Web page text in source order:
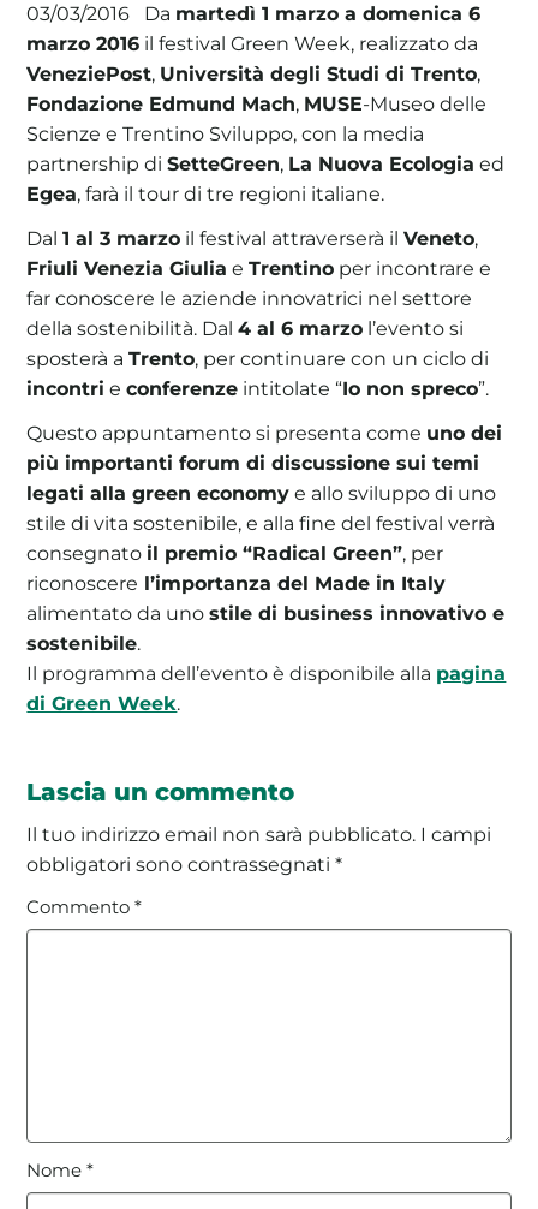
03/03/2016 Da martedì 1 marzo a domenica 6
marzo 2016 il festival Green Week, realizzato da
VeneziePost, Università degli Studi di Trento,
Fondazione Edmund Mach, MUSE-Museo delle
Scienze e Trentino Sviluppo, con la media
partnership diSetteGreen, La Nuova Ecologia ed
Egea, farà il tour di tre regioni italiane.
Dal1 al 3 marzo il festival attraverserà ilVeneto,
Friuli Venezia Giulia eTrentino per incontrare e
far conoscere le aziende innovatrici nel settore
della sostenibilità. Dal4 al 6 marzo l’evento si
sposterà aTrento, per continuare con un ciclo di
incontri econferenze intitolate “Io non spreco”.
Questo appuntamento si presenta come uno dei
più importanti forum di discussione sui temi
legati alla green economy e allo sviluppo di uno
stile di vita sostenibile, e alla fine del festival verrà
consegnato il premio “Radical Green”, per
riconoscere l’importanza del Made in Italy
alimentato da unostile di business innovativo e
sostenibile.
Il programma dell’evento è disponibile alla pagina
di Green Week.
Lascia un commento
Il tuo indirizzo email non sarà pubblicato. I campi
obbligatori sono contrassegnati*
Commento*
Nome*